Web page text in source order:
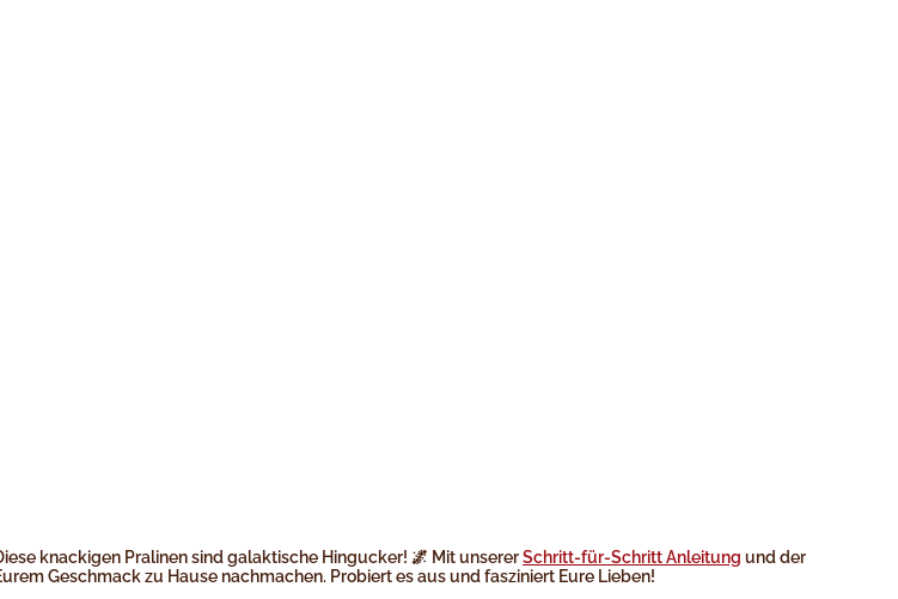
knackigen Pralinen sind galaktische Hingucker! 🌌 Mit unsererSchritt-für-Schritt Anleitung und der
Geschmack zu Hause nachmachen. Probiert es aus und fasziniert Eure Lieben!